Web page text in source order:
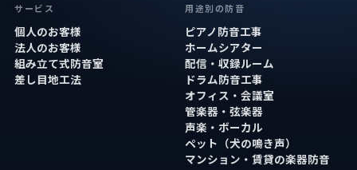
サービス
個人のお客様
法人のお客様
組み立て式防音室
差し目地工法
用途別の防音
ピアノ防音工事
ホームシアター
配信・収録ルーム
ドラム防音工事
オフィス・会議室
管楽器・弦楽器
声楽・ボーカル
ペット（犬の鳴き声）
マンション・賃貸の楽器防音